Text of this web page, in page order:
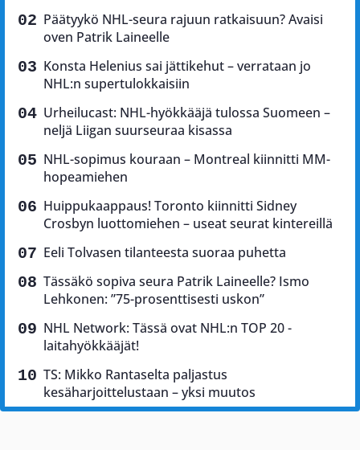
Päätyykö NHL-seura rajuun ratkaisuun? Avaisi
oven Patrik Laineelle
Konsta Helenius sai jättikehut – verrataan jo
NHL:n supertulokkaisiin
Urheilucast: NHL-hyökkääjä tulossa Suomeen –
neljä Liigan suurseuraa kisassa
NHL-sopimus kouraan – Montreal kiinnitti MM-
hopeamiehen
Huippukaappaus! Toronto kiinnitti Sidney
Crosbyn luottomiehen – useat seurat kintereillä
Eeli Tolvasen tilanteesta suoraa puhetta
Tässäkö sopiva seura Patrik Laineelle? Ismo
Lehkonen: ”75-prosenttisesti uskon”
NHL Network: Tässä ovat NHL:n TOP 20 -
laitahyökkääjät!
TS: Mikko Rantaselta paljastus
kesäharjoittelustaan – yksi muutos